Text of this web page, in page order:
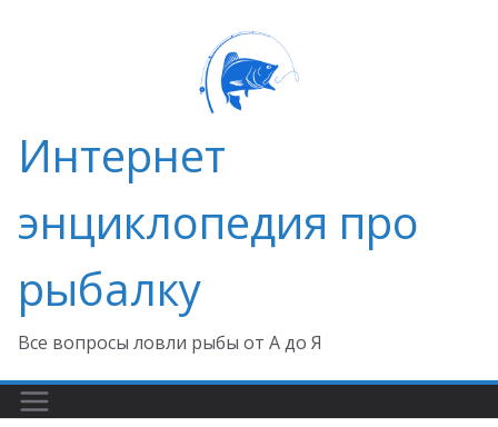
Интернет
энциклопедия про
рыбалку
Все вопросы ловли рыбы от А до Я